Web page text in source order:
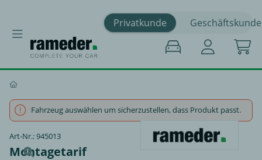
Privatkunde Geschäftskunde
Fahrzeug auswählen um sicherzustellen, dass Produkt passt.
Art-Nr.: 945013
Montagetarif